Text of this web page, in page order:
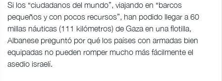
Si los “ciudadanos del mundo”, viajando en “barcos
pequeños y con pocos recursos”, han podido llegar a 60
millas náuticas (111 kilómetros) de Gaza en una flotilla,
Albanese preguntó por qué los países con armadas bien
equipadas no pueden romper mucho más fácilmente el
asedio israelí.